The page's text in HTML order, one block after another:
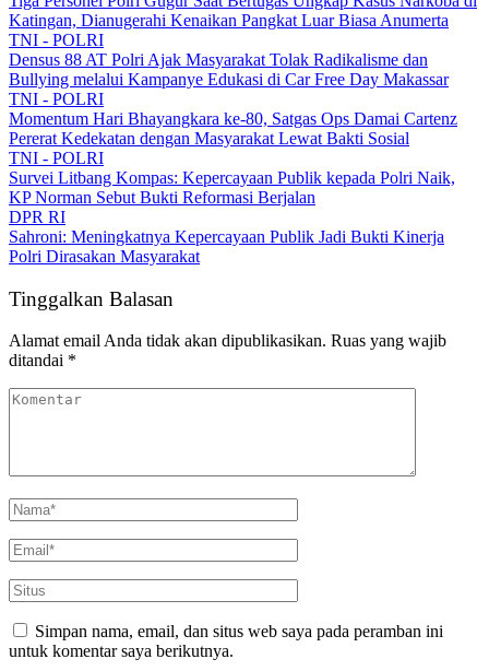
Katingan, Dianugerahi Kenaikan Pangkat Luar Biasa Anumerta
TNI - POLRI
Densus 88 AT Polri Ajak Masyarakat Tolak Radikalisme dan
Bullying melalui Kampanye Edukasi di Car Free Day Makassar
TNI - POLRI
Momentum Hari Bhayangkara ke-80, Satgas Ops Damai Cartenz
Pererat Kedekatan dengan Masyarakat Lewat Bakti Sosial
TNI - POLRI
Survei Litbang Kompas: Kepercayaan Publik kepada Polri Naik,
KP Norman Sebut Bukti Reformasi Berjalan
DPR RI
Sahroni: Meningkatnya Kepercayaan Publik Jadi Bukti Kinerja
Polri Dirasakan Masyarakat
Tinggalkan Balasan
Alamat email Anda tidak akan dipublikasikan. Ruas yang wajib
ditandai *
Simpan nama, email, dan situs web saya pada peramban ini
untuk komentar saya berikutnya.